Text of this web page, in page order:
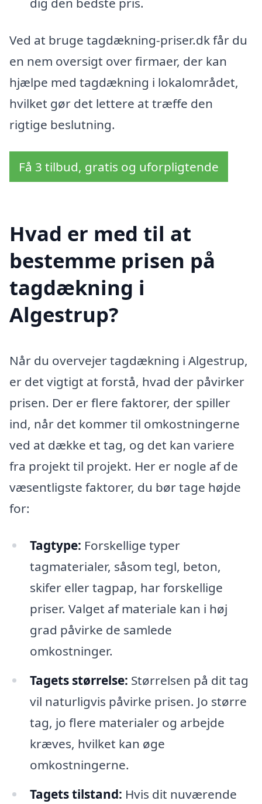
Ved at bruge tagdækning-priser.dk får du
en nem oversigt over firmaer, der kan
hjælpe med tagdækning i lokalområdet,
hvilket gør det lettere at træffe den
rigtige beslutning.
Få 3 tilbud, gratis og uforpligtende
Hvad er med til at
bestemme prisen på
tagdækning i
Algestrup?
Når du overvejer tagdækning i Algestrup,
er det vigtigt at forstå, hvad der påvirker
prisen. Der er flere faktorer, der spiller
ind, når det kommer til omkostningerne
ved at dække et tag, og det kan variere
fra projekt til projekt. Her er nogle af de
væsentligste faktorer, du bør tage højde
for:
Tagtype: Forskellige typer
tagmaterialer, såsom tegl, beton,
skifer eller tagpap, har forskellige
priser. Valget af materiale kan i høj
grad påvirke de samlede
omkostninger.
Tagets størrelse: Størrelsen på dit tag
vil naturligvis påvirke prisen. Jo større
tag, jo flere materialer og arbejde
kræves, hvilket kan øge
omkostningerne.
Tagets tilstand: Hvis dit nuværende